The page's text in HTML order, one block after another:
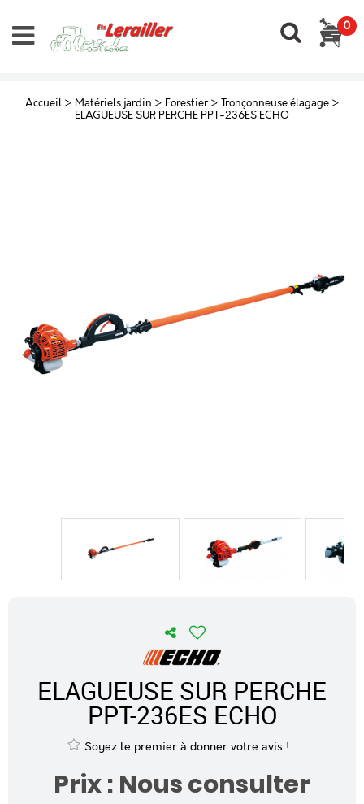
0
Accueil > Matériels jardin > Forestier > Tronçonneuse élagage >
ELAGUEUSE SUR PERCHE PPT-236ES ECHO
ELAGUEUSE SUR PERCHE
PPT-236ES ECHO
Soyez le premier à donner votre avis !
Prix : Nous consulter